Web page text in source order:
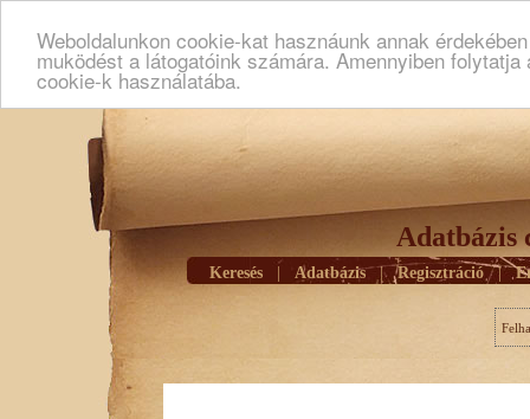
Weboldalunkon cookie-kat hasznáunk annak
muködést a látogatóink számára. Amennyiben
cookie-k használatába.
Adatbázis
Keresés Adatbázis | Regisztráció |